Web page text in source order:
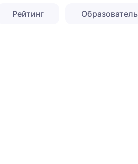
Рейтинг